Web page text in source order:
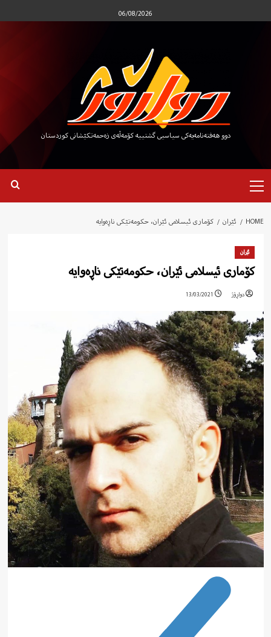
to
06/08/2026
دوو هەفتەنامەیەکی سیاسیی گشتییە کۆمەڵەی زەحمەتکێشانی کوردستان
Menu
HOME ئێران کۆماری ئیسلامی ئێران، حکومەتێکی ناڕەوایە
ئێران
کۆماری ئیسلامی ئێران، حکومەتێکی ناڕەوایە
دواڕۆژ 13/03/2021